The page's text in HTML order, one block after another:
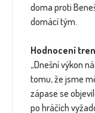
doma proti
domácí tým.
Hodnocení
„Dnešní výkon
tomu, že jsme
zápase se
po hráčích